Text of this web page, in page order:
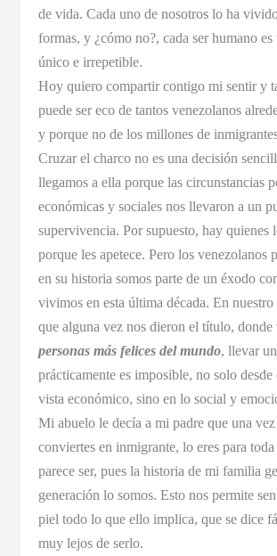
de vida. Cada uno de nosotros lo ha
formas, y ¿cómo no?, cada ser humano
único e irrepetible.
Hoy quiero compartir contigo mi sentir y
puede ser eco de tantos venezolanos
y porque no de los millones de
Cruzar el charco no es una decisión
llegamos a ella porque las circunstancias
económicas y sociales nos llevaron a un
supervivencia. Por supuesto, hay quienes
porque les apetece. Pero los venezolanos
en su historia somos parte de un éxodo
vivimos en esta última década. En nuestro
que alguna vez nos dieron el título, donde
personas más felices del mundo, llevar
prácticamente es imposible, no solo desde
vista económico, sino en lo social y
Mi abuelo le decía a mi padre que una vez
conviertes en inmigrante, lo eres para
parece ser, pues la historia de mi familia
generación lo somos. Esto nos permite
piel todo lo que ello implica, que se dice
muy lejos de serlo.